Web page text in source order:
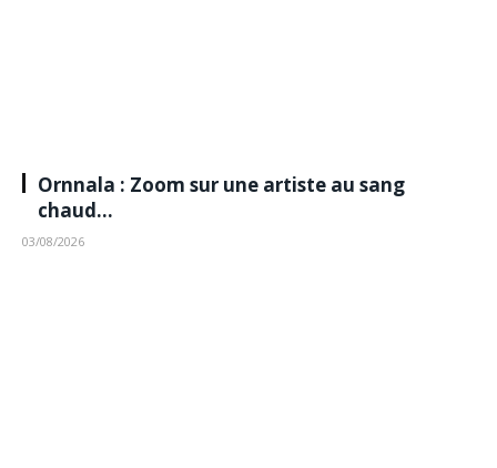
Ornnala : Zoom sur une artiste au sang
chaud…
03/08/2026